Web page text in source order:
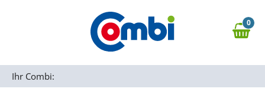
Zur Navigation springen
0,00 €
0
Ihr Combi: